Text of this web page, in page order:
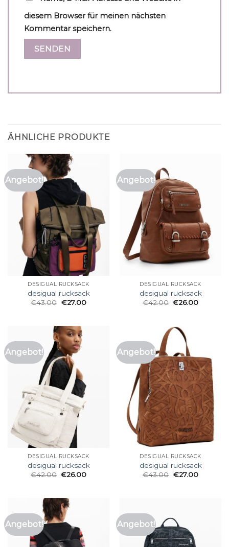
diesem Browser für meinen nächsten
Kommentar speichern.
ÄHNLICHE PRODUKTE
Angebot!
DESIGUAL RUCKSACK
desigual rucksack
€43.00 €27.00
Angebot!
DESIGUAL RUCKSACK
desigual rucksack
€42.00 €26.00
Angebot!
DESIGUAL RUCKSACK
desigual rucksack
€42.00 €26.00
Angebot!
DESIGUAL RUCKSACK
desigual rucksack
€43.00 €27.00
Angebot! Angebot!